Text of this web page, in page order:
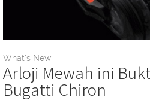
What's New
Arloji Mewah ini
Bugatti Chiron